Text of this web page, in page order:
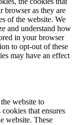
browser as they are
of the website. We
and understand how
in your browser
to opt-out of these
may have an effect
website to
that ensures
website. These